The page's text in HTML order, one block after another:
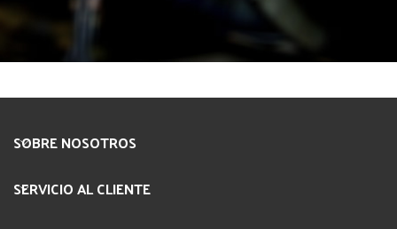
SOBRE NOSOTROS
SERVICIO AL CLIENTE